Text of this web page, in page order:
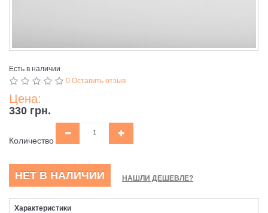
Есть в наличии
0 Оставить отзыв
Цена:
330 грн.
Количество
НЕТ В НАЛИЧИИ НАШЛИ ДЕШЕВЛЕ?
Характеристики